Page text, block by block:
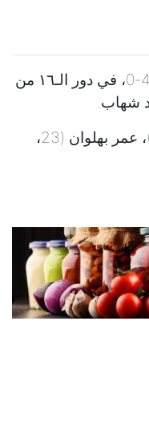
فاز الحكمة على الراسينغ بنتيجة 4-0، في دور الـ١٦ من
شهاب.
سجل الأهداف مانسا كوناتي (21)، عمر بهلوان (23،